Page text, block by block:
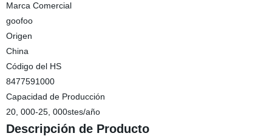
Marca Comercial
goofoo
Origen
China
Código del HS
8477591000
Capacidad de Producción
20, 000-25, 000stes/año
Descripción de Producto